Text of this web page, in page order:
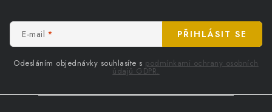
E-mail
Odesláním objednávky souhlasíte s podmínkami ochrany osobních
údajů GDPR.
PŘIHLÁSIT SE